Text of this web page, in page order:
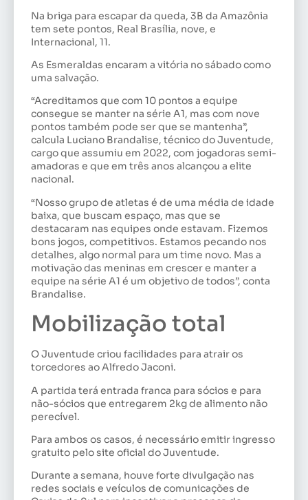
Na briga para escapar da queda, 3B da Amazônia
tem sete pontos, Real Brasília, nove, e
Internacional, 11.
As Esmeraldas encaram a vitória no sábado como
uma salvação.
“Acreditamos que com 10 pontos a equipe
consegue se manter na série A1, mas com nove
pontos também pode ser que se mantenha”,
calcula Luciano Brandalise, técnico do Juventude,
cargo que assumiu em 2022, com jogadoras semi-
amadoras e que em três anos alcançou a elite
nacional.
“Nosso grupo de atletas é de uma média de idade
baixa, que buscam espaço, mas que se
destacaram nas equipes onde estavam. Fizemos
bons jogos, competitivos. Estamos pecando nos
detalhes, algo normal para um time novo. Mas a
motivação das meninas em crescer e manter a
equipe na série A1 é um objetivo de todos”, conta
Brandalise.
Mobilização total
O Juventude criou facilidades para atrair os
torcedores ao Alfredo Jaconi.
A partida terá entrada franca para sócios e para
não-sócios que entregarem 2kg de alimento não
perecível.
Para ambos os casos, é necessário emitir ingresso
gratuito pelo site oficial do Juventude.
Durante a semana, houve forte divulgação nas
redes sociais e veículos de comunicações de